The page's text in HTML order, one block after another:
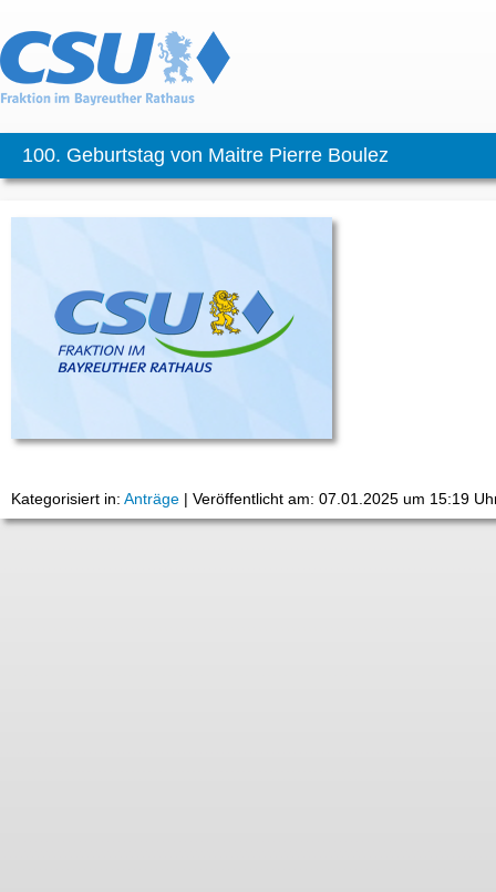
100. Geburtstag von Maitre Pierre Boulez
Kategorisiert in: Anträge | Veröffentlicht am: 07.01.2025 um 15:19